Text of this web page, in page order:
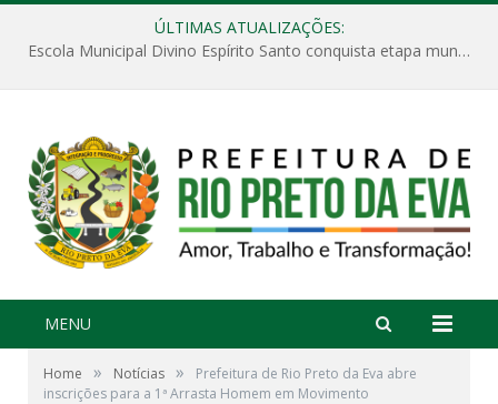
ÚLTIMAS ATUALIZAÇÕES:
Escola Municipal Divino Espírito Santo conquista etapa municipal da V Feira Amazonense de Matemática
MENU
Home » Notícias »
Prefeitura de Rio Preto da Eva abre
inscrições para a 1ª Arrasta Homem em Movimento